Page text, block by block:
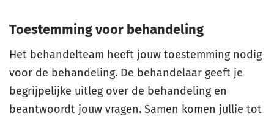
Toestemming voor behandeling
Het behandelteam heeft jouw toestemming nodig
voor de behandeling. De behandelaar geeft je
begrijpelijke uitleg over de behandeling en
beantwoordt jouw vragen. Samen komen jullie tot